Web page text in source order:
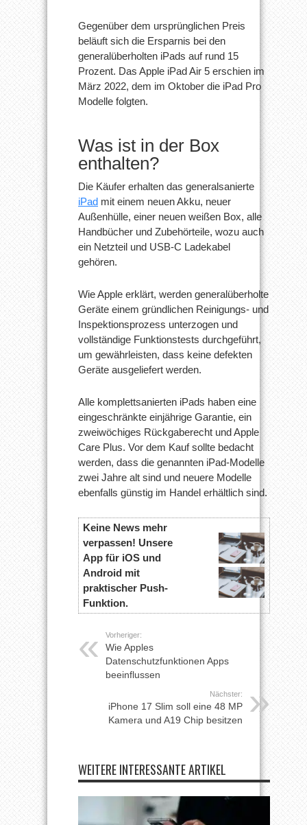
Gegenüber dem ursprünglichen Preis
beläuft sich die Ersparnis bei den
generalüberholten iPads auf rund 15
Prozent. Das Apple iPad Air 5 erschien im
März 2022, dem im Oktober die iPad Pro
Modelle folgten.
Was ist in der Box
enthalten?
Die Käufer erhalten das generalsanierte
iPad mit einem neuen Akku, neuer
Außenhülle, einer neuen weißen Box, alle
Handbücher und Zubehörteile, wozu auch
ein Netzteil und USB-C Ladekabel
gehören.
Wie Apple erklärt, werden generalüberholte
Geräte einem gründlichen Reinigungs- und
Inspektionsprozess unterzogen und
vollständige Funktionstests durchgeführt,
um gewährleisten, dass keine defekten
Geräte ausgeliefert werden.
Alle komplettsanierten iPads haben eine
eingeschränkte einjährige Garantie, ein
zweiwöchiges Rückgaberecht und Apple
Care Plus. Vor dem Kauf sollte bedacht
werden, dass die genannten iPad-Modelle
zwei Jahre alt sind und neuere Modelle
ebenfalls günstig im Handel erhältlich sind.
Keine News mehr
verpassen! Unsere
App für iOS und
Android mit
praktischer Push-
Funktion.
Vorheriger:
Wie Apples
Datenschutzfunktionen Apps
beeinflussen
Nächster:
iPhone 17 Slim soll eine 48 MP
Kamera und A19 Chip besitzen
WEITERE INTERESSANTE ARTIKEL